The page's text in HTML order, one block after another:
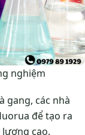
nghiệm
gang, các nhà
để tạo ra
cao.